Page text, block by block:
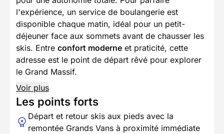
l'expérience, un service de boulangerie est
disponible chaque matin, idéal pour un petit-
déjeuner face aux sommets avant de chausser les
skis. Entre confort moderne et praticité, cette
adresse est le point de départ rêvé pour explorer
le Grand Massif.
Voir plus
Les points forts
Départ et retour skis aux pieds avec la
remontée Grands Vans à proximité immédiate